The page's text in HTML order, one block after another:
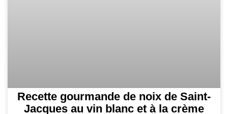
Recette gourmande de noix de Saint-
Jacques au vin blanc et à la crème